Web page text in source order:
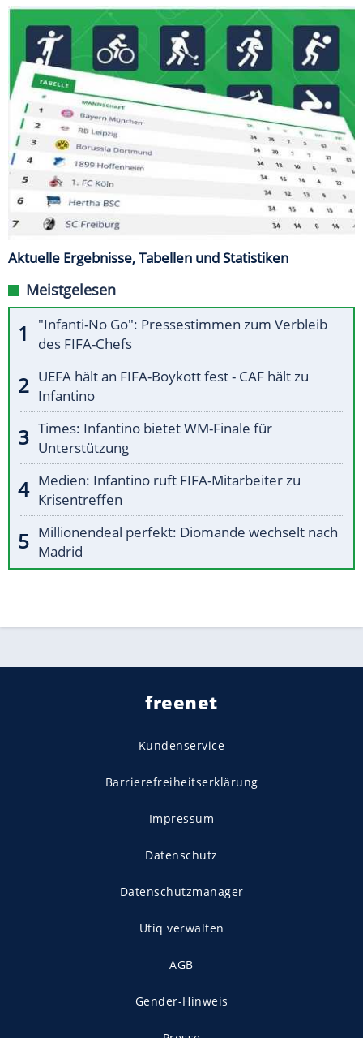
Aktuelle Ergebnisse, Tabellen und Statistiken
Meistgelesen
"Infanti-No Go": Pressestimmen zum Verbleib
des FIFA-Chefs
UEFA hält an FIFA-Boykott fest - CAF hält zu
Infantino
Times: Infantino bietet WM-Finale für
Unterstützung
Medien: Infantino ruft FIFA-Mitarbeiter zu
Krisentreffen
Millionendeal perfekt: Diomande wechselt nach
Madrid
freenet
Kundenservice
Barrierefreiheitserklärung
Impressum
Datenschutz
Datenschutzmanager
Utiq verwalten
AGB
Gender-Hinweis